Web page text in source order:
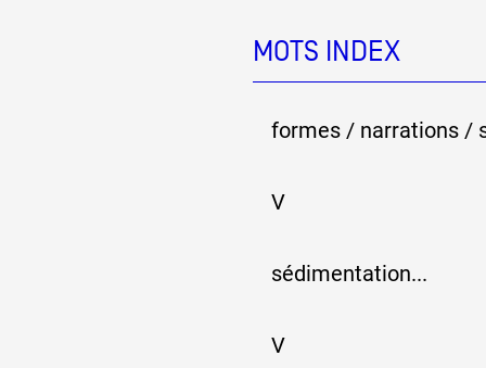
Production vidéo
Formation
Événements
MOTS INDEX
formes / narrations /
V
sédimentation...
V